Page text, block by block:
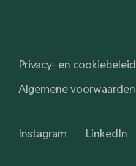
Privacy- en cookiebeleid
Algemene voorwaarden
Instagram LinkedIn